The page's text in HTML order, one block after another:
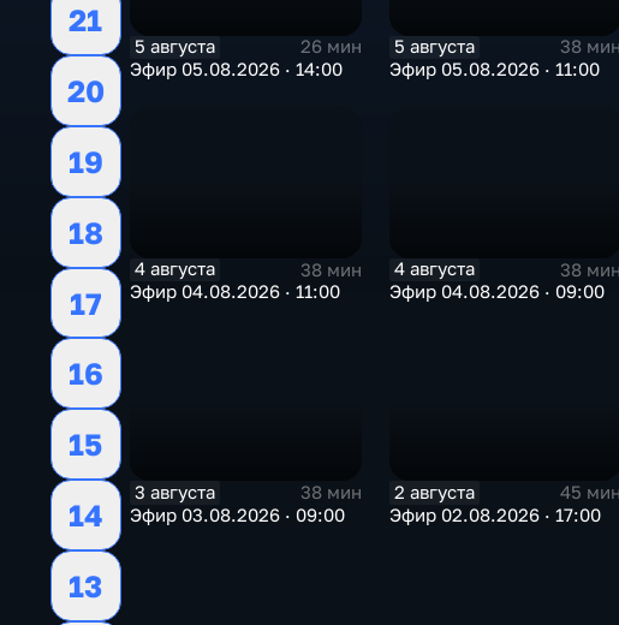
21
20
19
18
17
16
15
14
13
5 августа
26 мин
Эфир 05.08.2026 · 14:00
5 августа
38 мин
Эфир 05.08.2026 · 11:00
4 августа
38 мин
Эфир 04.08.2026 · 11:00
4 августа
38 мин
Эфир 04.08.2026 · 09:00
3 августа
38 мин
Эфир 03.08.2026 · 09:00
2 августа
45 мин
Эфир 02.08.2026 · 17:00